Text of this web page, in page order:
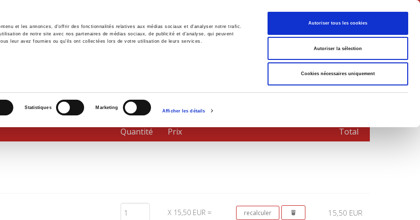
et les annonces, d'offrir des fonctionnalités relatives aux médias sociaux et d'analyser notre trafic.
de notre site avec nos partenaires de médias sociaux, de publicité et d'analyse, qui peuvent
leur avez fournies ou qu'ils ont collectées lors de votre utilisation de leurs services.
Statistiques Marketing
Afficher les détails
Autoriser tous les cookies
Autoriser la sélection
Cookies nécessaires uniquement
Français
Environnement Histoire International
Quantité Prix Total
X 15,50 EUR = 15,50 EUR